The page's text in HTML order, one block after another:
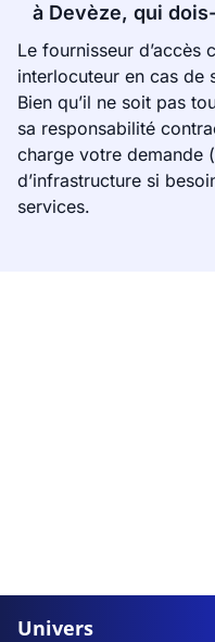
à Devèze, qui
Le fournisseur
interlocuteur en cas de
Bien qu’il ne soit pas
sa responsabilité
charge votre demande
d’infrastructure si
services.
Univers